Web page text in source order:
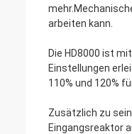
arbeiten kann.
Die HD8000 ist
Einstellungen
110% und 120%
Zusätzlich zu
Eingangsreaktor